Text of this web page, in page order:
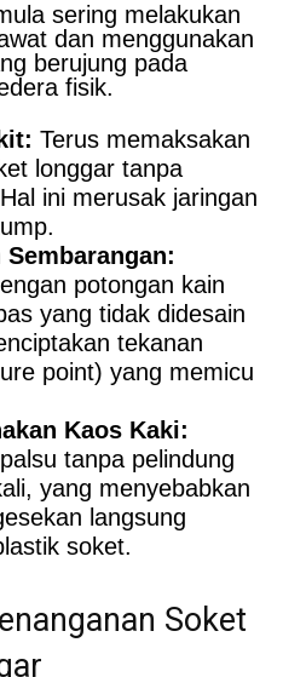
sering melakukan
dan menggunakan
berujung pada
fisik.
Terus memaksakan
longgar tanpa
ini merusak jaringan
potongan kain
yang tidak didesain
tekanan
point) yang memicu
Kaos Kaki:
tanpa pelindung
yang menyebabkan
langsung
soket.
Soket